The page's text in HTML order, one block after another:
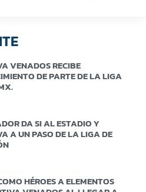
VENADOS RECIBE
DE PARTE DE LA LIGA
DA SI AL ESTADIO Y
A UN PASO DE LA LIGA DE
HÉROES A ELEMENTOS